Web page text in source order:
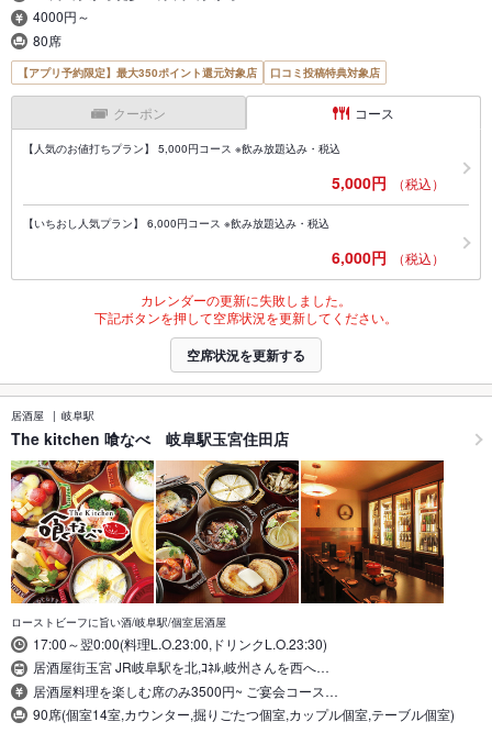
4000円～
80席
【アプリ予約限定】最大350ポイント還元対象店 口コミ投稿特典対象店
クーポン コース
【人気のお値打ちプラン】 5,000円コース ※飲み放題込み・税込
5,000円 （税込）
【いちおし人気プラン】 6,000円コース ※飲み放題込み・税込
6,000円 （税込）
カレンダーの更新に失敗しました。
下記ボタンを押して空席状況を更新してください。
空席状況を更新する
居酒屋 岐阜駅
The kitchen 喰なべ 岐阜駅玉宮住田店
ローストビーフに旨い酒/岐阜駅/個室居酒屋
17:00～翌0:00(料理L.O.23:00,ドリンクL.O.23:30)
居酒屋街玉宮 JR岐阜駅を北,ｺﾈﾙ,岐州さんを西へ…
居酒屋料理を楽しむ席のみ3500円~ ご宴会コース…
90席(個室14室,カウンター,掘りごたつ個室,カップル個室,テーブル個室)